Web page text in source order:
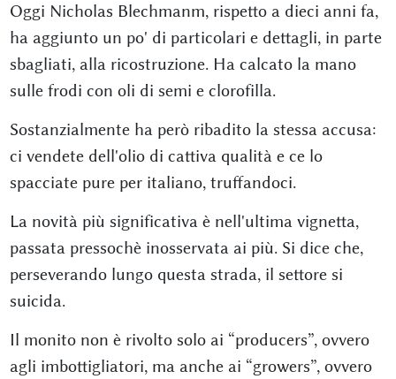
Oggi Nicholas Blechmanm, rispetto a dieci anni fa,
ha aggiunto un po' di particolari e dettagli, in parte
sbagliati, alla ricostruzione. Ha calcato la mano
sulle frodi con oli di semi e clorofilla.
Sostanzialmente ha però ribadito la stessa accusa:
ci vendete dell'olio di cattiva qualità e ce lo
spacciate pure per italiano, truffandoci.
La novità più significativa è nell'ultima vignetta,
passata pressochè inosservata ai più. Si dice che,
perseverando lungo questa strada, il settore si
suicida.
Il monito non è rivolto solo ai “producers”, ovvero
agli imbottigliatori, ma anche ai “growers”, ovvero